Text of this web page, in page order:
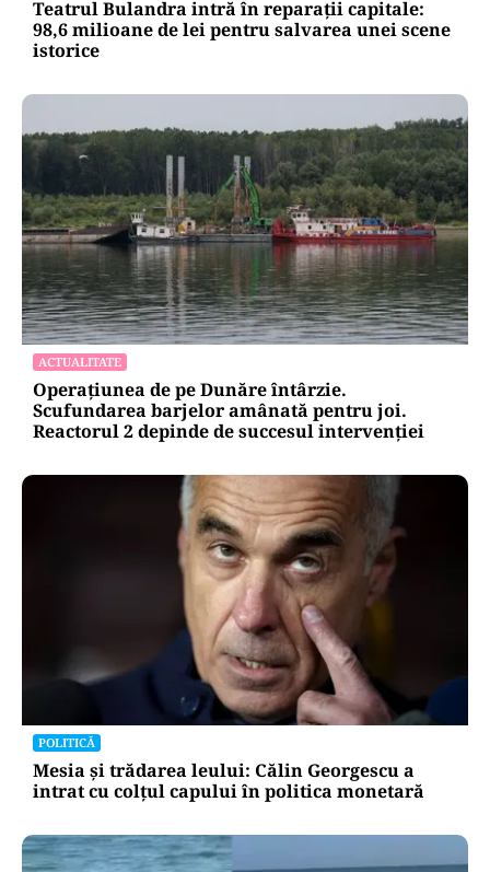
Teatrul Bulandra intră în reparații capitale:
98,6 milioane de lei pentru salvarea unei scene
istorice
ACTUALITATE
Operațiunea de pe Dunăre întârzie.
Scufundarea barjelor amânată pentru joi.
Reactorul 2 depinde de succesul intervenției
POLITICĂ
Mesia și trădarea leului: Călin Georgescu a
intrat cu colțul capului în politica monetară